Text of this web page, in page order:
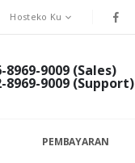
Hosteko Ku
8969-9009 (Sales)
8969-9009 (Support)
PEMBAYARAN